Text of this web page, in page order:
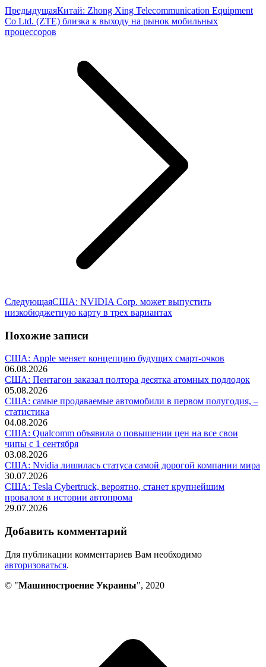
ПредыдущаяПредыдущая
запись:
Китай: Zhong Xing Telecommunication Equipment
Co Ltd. (ZTE) близка к выходу на рынок мобильных
процессоров
СледующаяСледующая
запись:
США: NVIDIA Corp. может выпустить
низкобюджетную карту в трех вариантах
Похожие записи
США: Apple меняет концепцию будущих смарт-очков
06.08.2026
США: Пентагон заказал полтора десятка атомных подлодок
05.08.2026
США: самые продаваемые автомобили в первом полугодия, –
статистика
04.08.2026
США: Qualcomm объявила о повышении цен на все свои
чипы с 1 сентября
03.08.2026
США: Nvidia лишилась статуса самой дорогой компании мира
30.07.2026
США: Tesla Cybertruck, вероятно, станет крупнейшим
провалом в истории автопрома
29.07.2026
Добавить комментарий
Для публикации комментариев Вам необходимо
авторизоваться.
© "Машиностроение Украины", 2020